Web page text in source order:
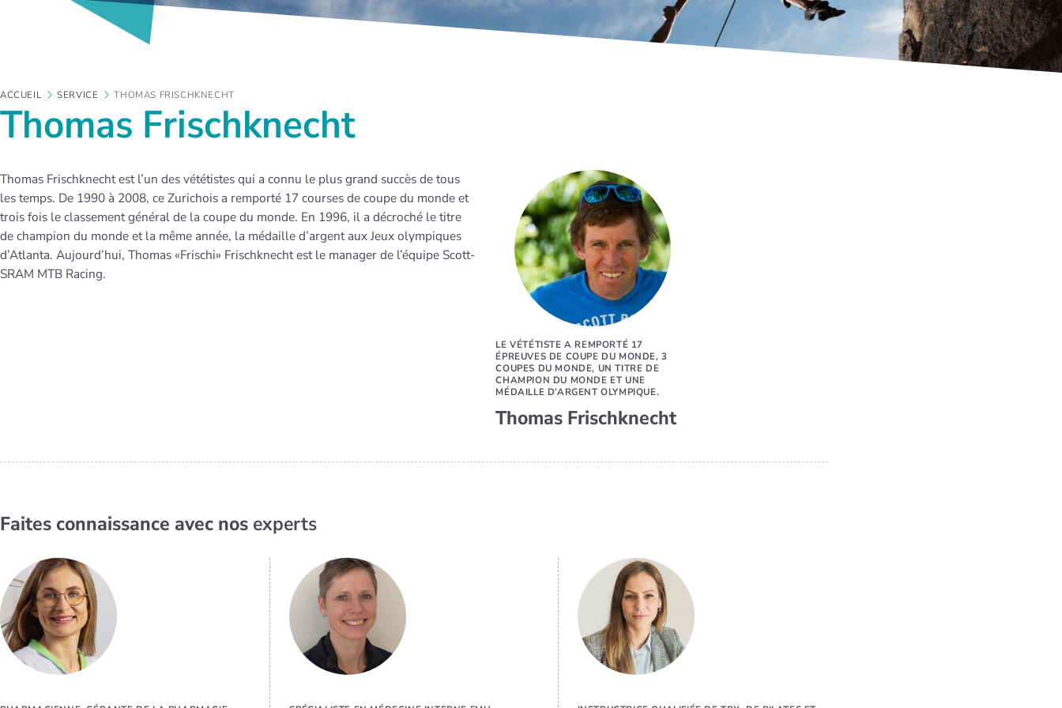
ACCUEIL SERVICE THOMAS FRISCHKNECHT
Thomas Frischknecht
LE VÉTÉTISTE A REMPORTÉ 17
ÉPREUVES DE COUPE DU MONDE, 3
COUPES DU MONDE, UN TITRE DE
CHAMPION DU MONDE ET UNE
MÉDAILLE D’ARGENT OLYMPIQUE.
Thomas Frischknecht
Thomas Frischknecht est l’un des vététistes qui a connu le plus grand succès de tous
les temps. De 1990 à 2008, ce Zurichois a remporté 17 courses de coupe du monde et
trois fois le classement général de la coupe du monde. En 1996, il a décroché le titre
de champion du monde et la même année, la médaille d’argent aux Jeux olympiques
d’Atlanta. Aujourd’hui, Thomas «Frischi» Frischknecht est le manager de l’équipe Scott-
SRAM MTB Racing.
Faites connaissance avec nos experts